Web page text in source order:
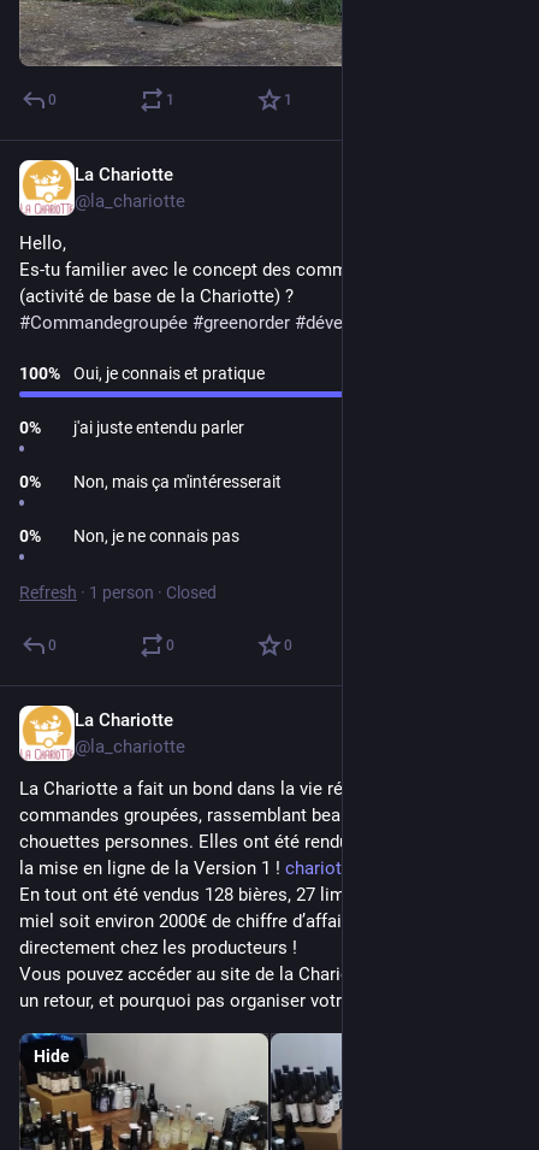
0 1 1
La Chariotte
@la_chariotte
Hello,
Es-tu familier avec le concept des commandes groupées
(activité de base de la Chariotte) ?
#Commandegroupée #greenorder #développementdurable
100% Oui, je connais et pratique
0% j'ai juste entendu parler
0% Non, mais ça m'intéresserait
0% Non, je ne connais pas
Refresh · 1 person · Closed
0 0 0
La Chariotte
@la_chariotte
La Chariotte a fait un bond dans la vie réelle ! 3 premières
commandes groupées, rassemblant beaux produits et
chouettes personnes. Elles ont été rendues possibles grâce à
la mise en ligne de la Version 1 ! chariotte.fr/
En tout ont été vendus 128 bières, 27 limonades, 25 pots de
miel soit environ 2000€ de chiffre d’affaires qui vont
directement chez les producteurs !
Vous pouvez accéder au site de la Chariotte pour nous faire
un retour, et pourquoi pas organiser votre 1ère commande !
Hide